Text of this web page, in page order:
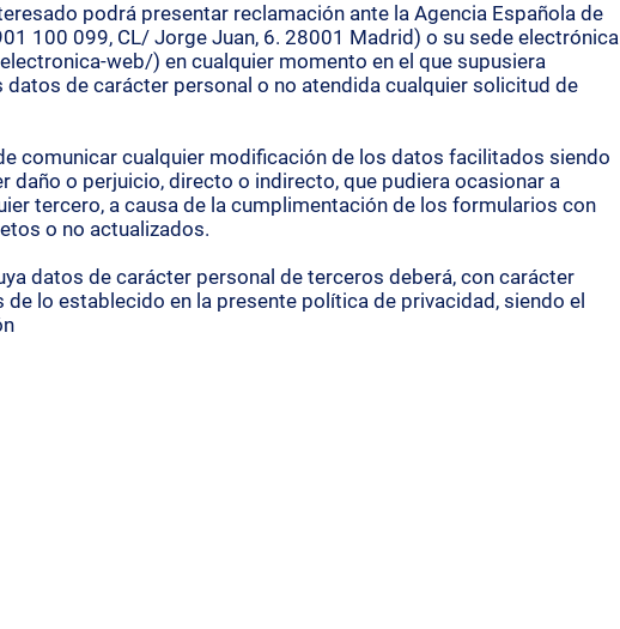
podrá presentar reclamación ante la Agencia Española de
100 099, CL/ Jorge Juan, 6. 28001 Madrid) o su sede electrónica
web/) en cualquier momento en el que supusiera
de carácter personal o no atendida cualquier solicitud de
comunicar cualquier modificación de los datos facilitados siendo
daño o perjuicio, directo o indirecto, que pudiera ocasionar a
tercero, a causa de la cumplimentación de los formularios con
o no actualizados.
datos de carácter personal de terceros deberá, con carácter
lo establecido en la presente política de privacidad, siendo el